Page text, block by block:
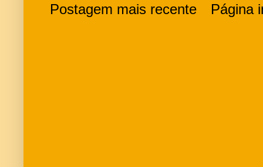
Postagem mais recente Página